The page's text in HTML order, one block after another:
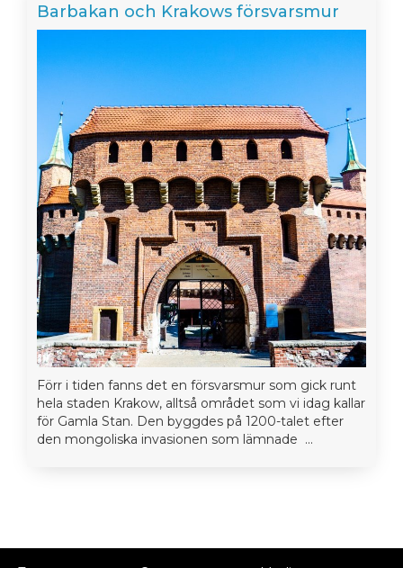
Barbakan och Krakows försvarsmur
Förr i tiden fanns det en försvarsmur som gick runt
hela staden Krakow, alltså området som vi idag kallar
för Gamla Stan. Den byggdes på 1200-talet efter
den mongoliska invasionen som lämnade ...